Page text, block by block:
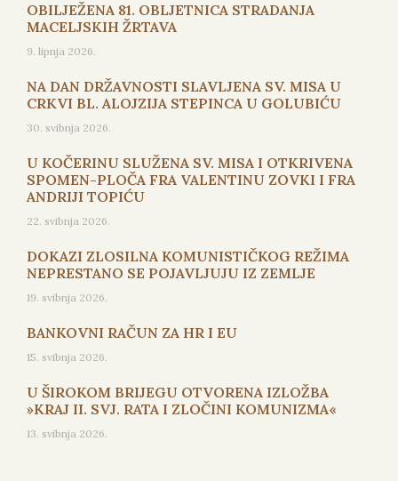
OBILJEŽENA 81. OBLJETNICA STRADANJA
MACELJSKIH ŽRTAVA
9. lipnja 2026.
NA DAN DRŽAVNOSTI SLAVLJENA SV. MISA U
CRKVI BL. ALOJZIJA STEPINCA U GOLUBIĆU
30. svibnja 2026.
U KOČERINU SLUŽENA SV. MISA I OTKRIVENA
SPOMEN-PLOČA FRA VALENTINU ZOVKI I FRA
ANDRIJI TOPIĆU
22. svibnja 2026.
DOKAZI ZLOSILNA KOMUNISTIČKOG REŽIMA
NEPRESTANO SE POJAVLJUJU IZ ZEMLJE
19. svibnja 2026.
BANKOVNI RAČUN ZA HR I EU
15. svibnja 2026.
U ŠIROKOM BRIJEGU OTVORENA IZLOŽBA
»KRAJ II. SVJ. RATA I ZLOČINI KOMUNIZMA«
13. svibnja 2026.